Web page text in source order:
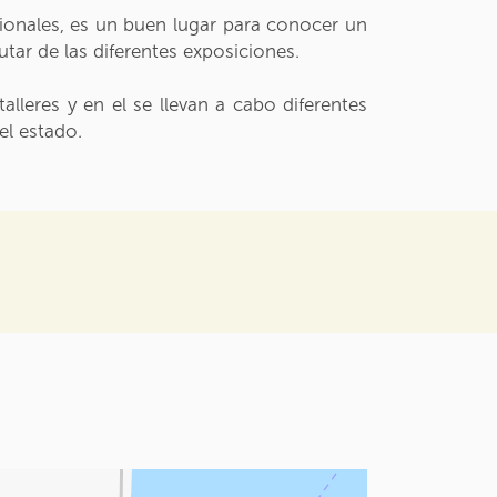
es un buen lugar para conocer un
de las diferentes exposiciones.
y en el se llevan a cabo diferentes
estado.